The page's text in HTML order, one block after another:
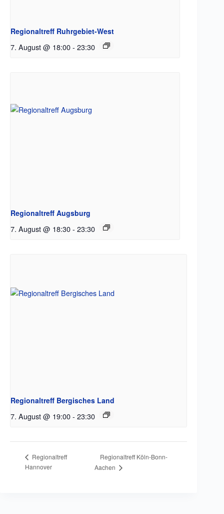
Regionaltreff Ruhrgebiet-West
7. August @ 18:00- 23:30
Regionaltreff Augsburg
7. August @ 18:30- 23:30
Regionaltreff Bergisches Land
7. August @ 19:00- 23:30
Regionaltreff
Hannover
Regionaltreff Köln-Bonn-
Aachen